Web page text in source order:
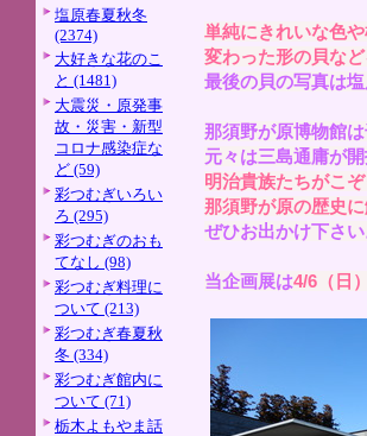
塩原春夏秋冬
(2374)
大好きな花のこ
と (1481)
大震災・原発事
故・災害・新型
コロナ感染症な
ど (59)
彩つむぎいろい
ろ (295)
彩つむぎのおも
てなし (98)
彩つむぎ料理に
ついて (213)
彩つむぎ春夏秋
冬 (334)
彩つむぎ館内に
ついて (71)
栃木よもやま話
単純にきれいな色
変わった形の貝な
最後の貝の写真は
那須野が原博物館
元々は三島通庸が
明治貴族たちがこ
那須野が原の歴史
ぜひお出かけ下さ
当企画展は4/6（日